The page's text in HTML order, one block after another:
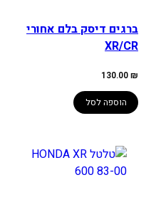
ברגים דיסק בלם אחורי
XR/CR
130.00₪
הוספה לסל